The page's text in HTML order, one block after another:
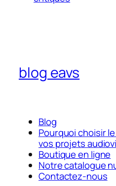
blog eavs
Blog
Pourquoi choisir
vos projets
Boutique en ligne
Notre catalogue
Contactez-nous